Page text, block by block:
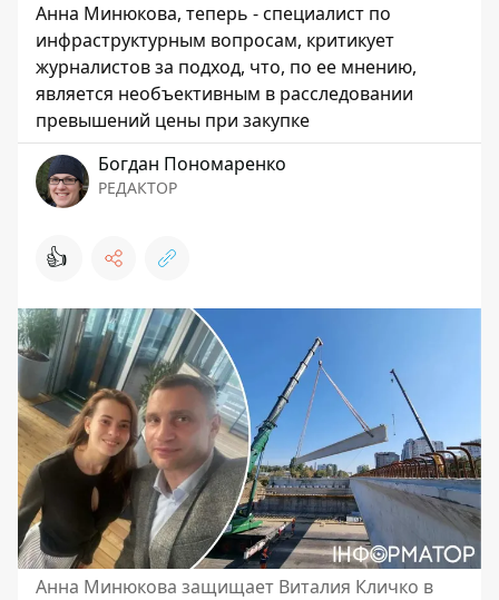
Анна Минюкова, теперь - специалист по
инфраструктурным вопросам, критикует
журналистов за подход, что, по ее мнению,
является необъективным в расследовании
превышений цены при закупке
Богдан Пономаренко
РЕДАКТОР
👍
Анна Минюкова защищает Виталия Кличко в